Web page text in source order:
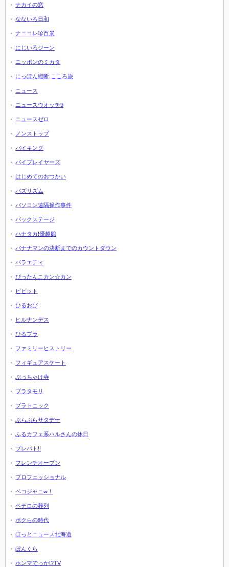
ナカイの窓
なないろ日和
ナニコレ珍百景
にじいろジーン
ニッポンのミカタ
にっぽん縦断 こころ旅
ニュース
ニュースウオッチ9
ニュースゼロ
ノンストップ
バイキング
バイプレイヤーズ
はじめてのおつかい
バズリズム
パソコン遠隔操作事件
バックステージ
ハナタカ!優越館
バナナマンの決断までのカウントダウン
バラエティ
ぴったんこカン☆カン
ビビット
ひるおび
ヒルナンデス
ひるブラ
ファミリーヒストリー
フィギュアスケート
ぶっちゃけ寺
ブラタモリ
プラトニック
ぶらぶらサタデー
ふるカフェ系ハルさんの休日
プレバト!!
フレンチオープン
プロフェッショナル
ペコジャニ∞！
ペテロの葬列
ボクらの時代
ほっとニュース北海道
ぼんくら
ホンマでっか!?TV